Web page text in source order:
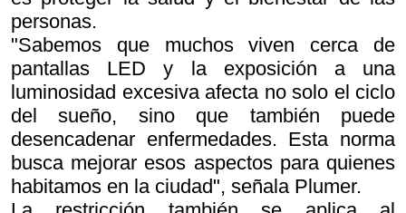
personas.
"Sabemos que muchos viven cerca de
pantallas LED y la exposición a una
luminosidad excesiva afecta no solo el ciclo
del sueño, sino que también puede
desencadenar enfermedades. Esta norma
busca mejorar esos aspectos para quienes
habitamos en la ciudad", señala Plumer.